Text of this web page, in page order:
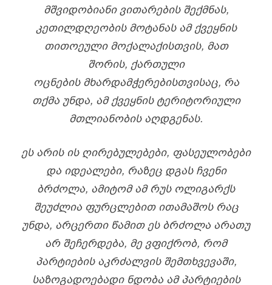
ᲛᲨᲕᲘᲓᲝᲑᲘᲐᲜᲘ ᲕᲘᲗᲐᲠᲔᲑᲘᲡ ᲨᲔᲥᲛᲜᲐᲡ,
ᲙᲔᲗᲘᲚᲓᲦᲔᲝᲑᲘᲡ ᲛᲝᲢᲐᲜᲐᲡ ᲐᲛ ᲥᲕᲔᲧᲜᲘᲡ
ᲗᲘᲗᲝᲔᲣᲚᲘ ᲛᲝᲥᲐᲚᲐᲥᲘᲡᲗᲕᲘᲡ, ᲛᲐᲗ
ᲨᲝᲠᲘᲡ, ᲥᲐᲠᲗᲣᲚᲘ
ᲝᲪᲜᲔᲑᲘᲡᲛᲮᲐᲠᲓᲐᲛᲭᲔᲠᲔᲑᲘᲡᲗᲕᲘᲡᲐᲪ, ᲠᲐ
ᲗᲥᲛᲐ ᲣᲜᲓᲐ, ᲐᲛ ᲥᲕᲔᲧᲜᲘᲡ ᲢᲔᲠᲘᲢᲝᲠᲘᲣᲚᲘ
ᲛᲗᲚᲘᲐᲜᲝᲑᲘᲡ ᲐᲦᲓᲒᲔᲜᲐᲡ.
ᲔᲡ ᲐᲠᲘᲡ ᲘᲡ ᲦᲘᲠᲔᲑᲣᲚᲔᲑᲔᲑᲘ, ᲤᲐᲡᲔᲣᲚᲝᲑᲔᲑᲘ
ᲓᲐ ᲘᲓᲔᲐᲚᲔᲑᲘ, ᲠᲐᲖᲔᲪ ᲓᲒᲐᲡ ᲩᲕᲔᲜᲘ
ᲑᲠᲫᲝᲚᲐ, ᲐᲛᲘᲢᲝᲛ ᲐᲛ ᲠᲣᲡ ᲝᲚᲘᲒᲐᲠᲥᲡ
ᲨᲔᲣᲫᲚᲘᲐ ᲤᲣᲠᲪᲚᲔᲑᲘᲗ ᲘᲗᲐᲛᲐᲨᲝᲡ ᲠᲐᲪ
ᲣᲜᲓᲐ, ᲐᲠᲪᲔᲠᲗᲘ ᲬᲐᲛᲘᲗ ᲔᲡ ᲑᲠᲫᲝᲚᲐ ᲐᲠᲐᲗᲣ
ᲐᲠ ᲨᲔᲩᲔᲠᲓᲔᲑᲐ, ᲛᲔ ᲕᲤᲘᲥᲠᲝᲑ, ᲠᲝᲛ
ᲞᲐᲠᲢᲘᲔᲑᲘᲡ ᲐᲙᲠᲫᲐᲚᲕᲘᲡ ᲨᲔᲛᲗᲮᲕᲔᲕᲐᲨᲘ,
ᲡᲐᲖᲝᲒᲐᲓᲝᲔᲑᲐᲓᲘ ᲜᲓᲝᲑᲐ ᲐᲛ ᲞᲐᲠᲢᲘᲔᲑᲘᲡ